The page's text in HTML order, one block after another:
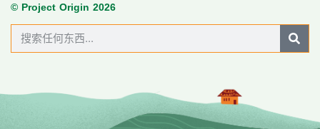
© Project Origin 2026